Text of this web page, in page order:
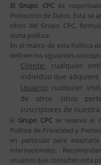
El Grupo CPCes
Protección de Datos. Esta se
sitios del Grupo CPC,
dicha política.
En el marco de esta Política
definen los siguientes
Cliente:
cualquier
individuo que adquiere
Usuario: cualquier
de otros sitios
suscriptores de
El Grupo CPCse reserva el
Política de Privacidad y
en particular para
internacionales.
usuarios que consulten esta